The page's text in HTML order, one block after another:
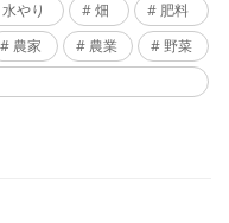
水やり 畑
肥料
農家 農業
野菜